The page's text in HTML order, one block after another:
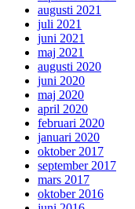
augusti 2021
juli 2021
juni 2021
maj 2021
augusti 2020
juni 2020
maj 2020
april 2020
februari 2020
januari 2020
oktober 2017
september 2017
mars 2017
oktober 2016